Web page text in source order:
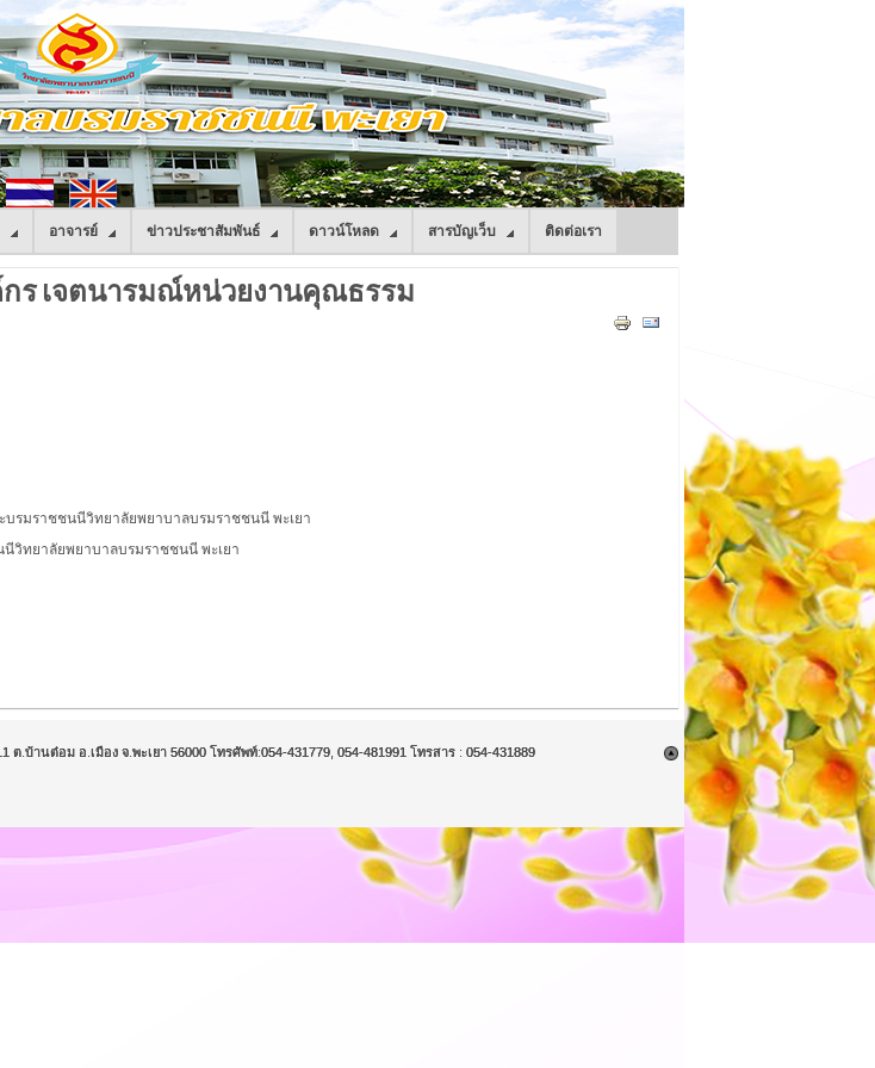
อาจารย์ ข่าวประชาสัมพันธ์ ดาวน์โหลด สารบัญเว็บ ติดต่อเรา
ร เจตนารมณ์หน่วยงานคุณธรรม
รมราชชนนีวิทยาลัยพยาบาลบรมราชชนนี พะเยา
วิทยาลัยพยาบาลบรมราชชนนี พะเยา
บ้านต๋อม อ.เมือง จ.พะเยา 56000 โทรศัพท์:054-431779, 054-481991 โทรสาร : 054-431889